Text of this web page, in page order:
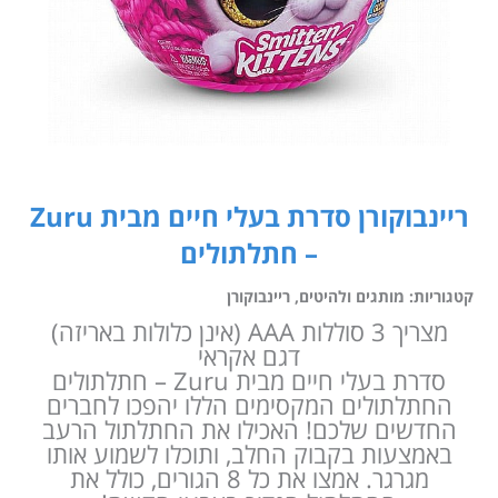
ריינבוקורן סדרת בעלי חיים מבית Zuru
– חתלתולים
קטגוריות: מותגים ולהיטים,ריינבוקורן
מצריך 3 סוללות AAA (אינן כלולות באריזה)
דגם אקראי
סדרת בעלי חיים מבית Zuru – חתלתולים
החתלתולים המקסימים הללו יהפכו לחברים
החדשים שלכם! האכילו את החתלתול הרעב
באמצעות בקבוק החלב, ותוכלו לשמוע אותו
מגרגר. אמצו את כל 8 הגורים, כולל את